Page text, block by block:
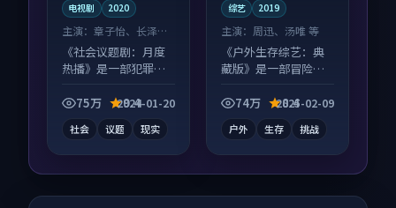
电视剧 2020
主演： 章子怡、长泽雅
美 等
《社会议题剧：月度
热播》是一部犯罪向
屏端观看，细节更丰
75万 9.4
2024-01-20
社会 议题 现实
综艺 2019
主演： 周迅、汤唯 等
《户外生存综艺：典
藏版》是一部冒险向
端观看，细节更丰
74万 8.4
2025-02-09
户外 生存 挑战